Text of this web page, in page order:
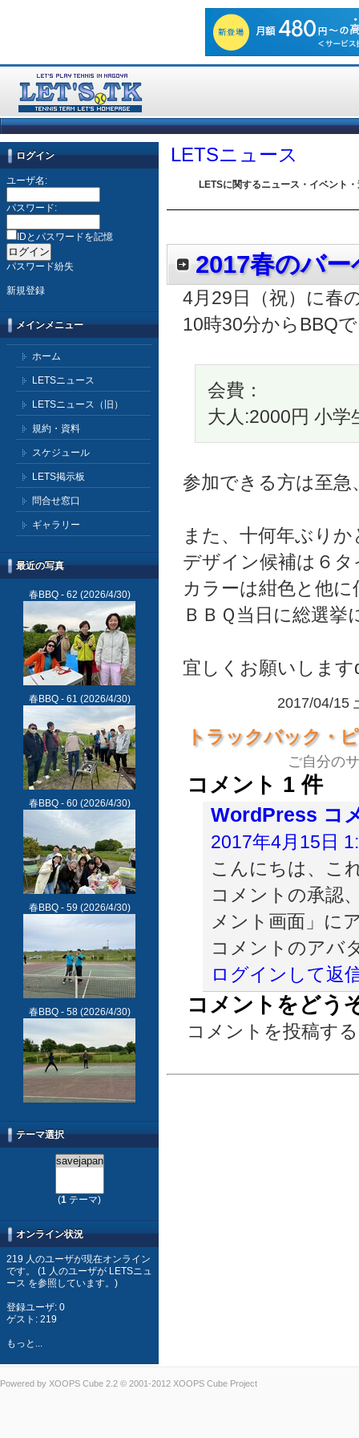
ログイン
ユーザ名:
パスワード:
IDとパスワードを記憶
パスワード紛失
新規登録
メインメニュー
ホーム
LETSニュース
LETSニュース（旧）
規約・資料
スケジュール
LETS掲示板
問合せ窓口
ギャラリー
最近の写真
春BBQ - 62 (2026/4/30)
春BBQ - 61 (2026/4/30)
春BBQ - 60(2026/4/30)
春BBQ - 59 (2026/4/30)
春BBQ - 58(2026/4/30)
テーマ選択
(1 テーマ)
オンライン状況
219 人のユーザが現在オンライン
です。 (1 人のユーザが LETSニュ
ース を参照しています。)
登録ユーザ: 0
ゲスト: 219
もっと...
LETSニュース
LETSに関するニュース・イベント
2017春のバ
4月29日（祝）に春
10時30分からBBQ
会費：
大人:2000円 小学
参加できる方は至
また、十何年ぶり
デザイン候補は６
カラーは紺色と他に
ＢＢＱ当日に総選
宜しくお願いします
2017/04/15
トラックバック・
ご自分の
コメント 1 件
WordPress コ
2017年4月15日
こんにちは、こ
コメントの承認
メント画面」に
コメントのアバ
ログインして返
コメントをどう
コメントを投稿す
Powered by XOOPS Cube 2.2 © 2001-2012 XOOPS Cube Project